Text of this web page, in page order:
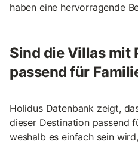
haben eine hervorragende
Sind die Villas mit
passend für
Holidus Datenbank zeigt,
dieser Destination passend
weshalb es einfach sein